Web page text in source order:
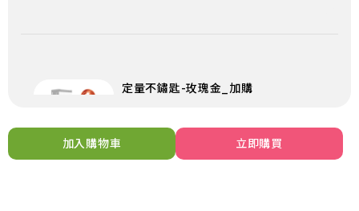
定量不鏽匙-玫瑰金_加購
加入購物車
加入購物車 立即購買